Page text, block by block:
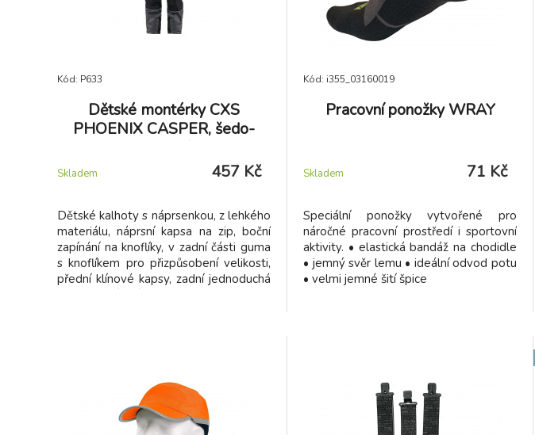
Kód: P633
Dětské montérky CXS
PHOENIX CASPER, šedo-
červené
Skladem 457 Kč
Dětské kalhoty s náprsenkou, z lehkého
materiálu, náprsní kapsa na zip, boční
zapínání na knoflíky, v zadní části guma
s knoflíkem pro přizpůsobení velikosti,
přední klínové kapsy, zadní jednoduchá
kapsa, zesílená kolena, šle vzadu do
Kód: i355_03160019
Pracovní ponožky WRAY
Skladem 71 Kč
Speciální ponožky vytvořené pro
náročné pracovní prostředí i sportovní
aktivity. • elastická bandáž na chodidle
• jemný svěr lemu • ideální odvod potu
• velmi jemné šití špice